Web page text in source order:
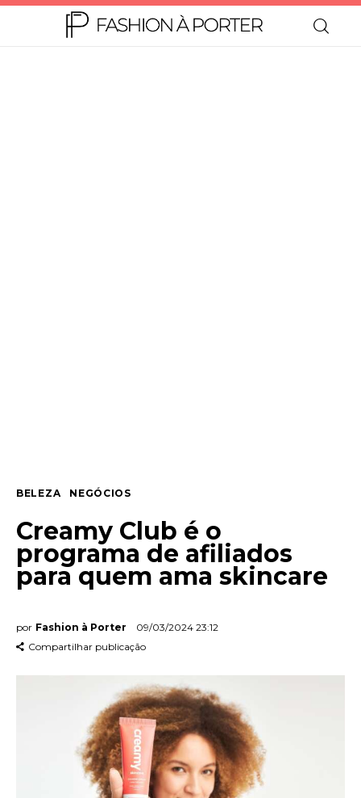
Quem somos
Contato
BELEZA NEGÓCIOS
Creamy Club é o
programa de afiliados
para quem ama skincare
por Fashion à Porter
09/03/2024 23:12
Compartilhar publicação